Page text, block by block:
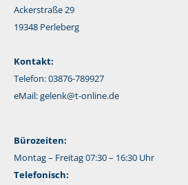
Ackerstraße 29
19348 Perleberg
Kontakt:
Telefon: 03876-789927
eMail:gelenk@t-online.de
Bürozeiten:
Montag – Freitag 07:30 – 16:30 Uhr
Telefonisch: